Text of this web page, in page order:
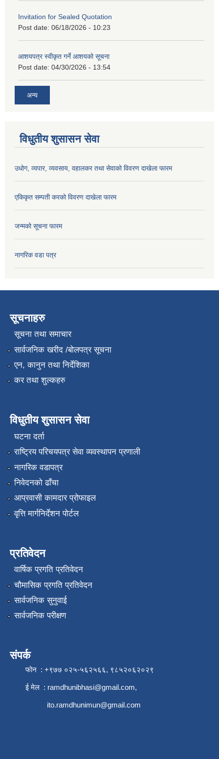
Invitation for Sealed Quotation
Post date: 06/18/2026 - 10:23
आशयपत्र स्वीकृत गर्ने आशयको सूचना
Post date: 04/30/2026 - 13:54
अन्य
विधुतीय शुसासन सेवा
उधोग, व्यपार, व्यवसाय, वहालकर तथा सेवाको विवरण दाखेला फारम
एकिकृत सम्पती करको विवरण दाखेला फारम
जन्मको सूचना फारम
नागरिक वडा पत्र
सूचनाहरु
सूचना तथा समाचार
सार्वजनिक खरीद /बोलपत्र सूचना
एन, कानुन तथा निर्देशिका
कर तथा शुल्कहरु
विधुतीय शुसासन सेवा
घटना दर्ता
राष्ट्रिय परिचयपत्र सेवा व्यवस्थापन प्रणाली
नागरिक वडापत्र
निवेदनको ढाँचा
आप्रवासी कामदार प्रोफाइल
वृत्ति मार्गनिर्देशन पोर्टल
प्रतिवेदन
वार्षिक प्रगति प्रतिवेदन
चौमासिक प्रगति प्रतिवेदन
सार्वजनिक सुनुवाई
सार्वजनिक परीक्षण
संपर्क
फोन : +९७७ ०२५-५६२५६६, ९८५२०६२०२९
ई मेल : ramdhunibhasi@gmail.com,
ito.ramdhunimun@gmail.com